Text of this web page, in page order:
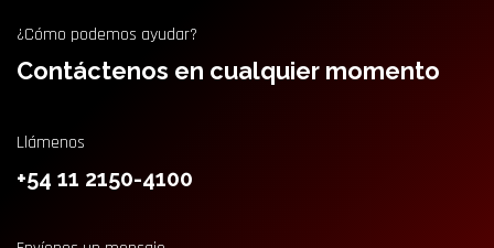
¿Cómo podemos ayudar?
Contáctenos en cualquier momento
Llámenos
+54 11 2150-4100